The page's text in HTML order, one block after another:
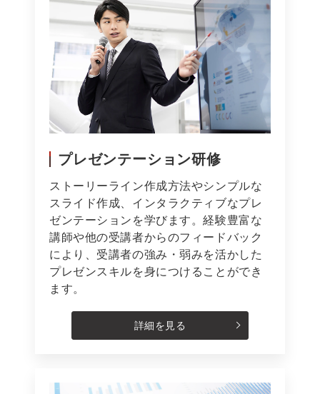
プレゼンテーション研修
ストーリーライン作成方法やシンプルな
スライド作成、インタラクティブなプレ
ゼンテーションを学びます。経験豊富な
講師や他の受講者からのフィードバック
により、受講者の強み・弱みを活かした
プレゼンスキルを身につけることができ
ます。
詳細を見る